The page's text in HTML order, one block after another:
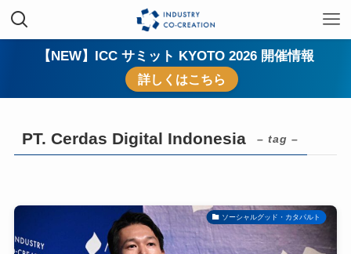
【NEW】ICC サミット KYOTO 2026 開催情報
詳しくはこちら
PT. Cerdas Digital Indonesia – tag –
ソーシャルグッド・カタパルト